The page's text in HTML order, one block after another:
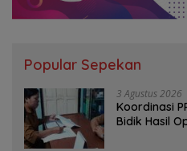
Popular Sepekan
3 Agustus 2026
Koordinasi
Bidik Hasil